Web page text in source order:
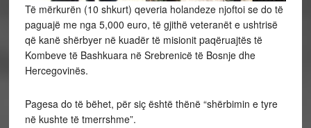
Të mërkurën (10 shkurt) qeveria holandeze njoftoi se do të
paguajë me nga 5,000 euro, të gjithë veteranët e ushtrisë
që kanë shërbyer në kuadër të misionit paqëruajtës të
Kombeve të Bashkuara në Srebrenicë të Bosnje dhe
Hercegovinës.
Pagesa do të bëhet, për siç është thënë “shërbimin e tyre
në kushte të tmerrshme”.